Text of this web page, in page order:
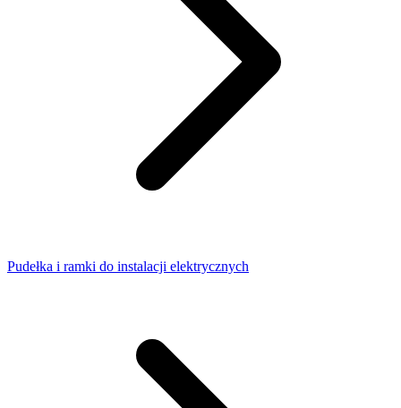
Pudełka i ramki do instalacji elektrycznych